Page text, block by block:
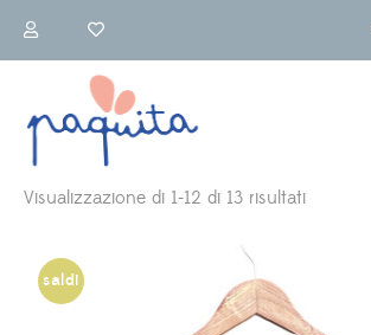
Visualizzazione di 1-12 di 13 risultatiOrdina
più
saldi